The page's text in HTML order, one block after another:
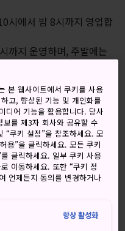
시에서 밤 8시까지 영업합
까지 운영하며, 주말에는
시간이 빨라 오후 6시에
식당의 경우 운영시간이
지도에서 최신 정
요?
, 로손을 비롯한 대부분의
점은 공휴일에도 24시간
본 웹사이트에서 쿠키를 사용
고, 향상된 기능 및 개인화를
디어 기능을 활용합니다. 당사
를 제3자 회사와 공유할 수
“쿠키 설정”을 참조하세요. 모
용”을 클릭하세요. 모든 쿠키
클릭하세요. 일부 쿠키 사용
이동하세요. 또한 “쿠키 정
언제든지 동의를 변경하거나
항상 활성화